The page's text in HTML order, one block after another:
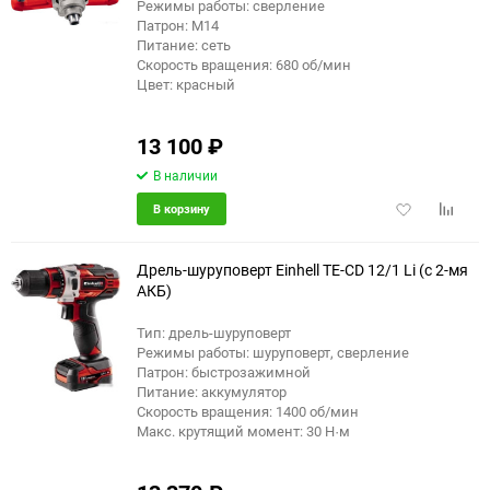
Режимы работы: сверление
Патрон: M14
Питание: сеть
Скорость вращения: 680 об/мин
Цвет: красный
13 100₽
В наличии
Добавить
В корзину
Дрель-шуруповерт Einhell TE-CD 12/1 Li (с 2-мя
АКБ)
Тип: дрель-шуруповерт
Режимы работы: шуруповерт, сверление
Патрон: быстрозажимной
Питание: аккумулятор
Скорость вращения: 1400 об/мин
Макс. крутящий момент: 30 Н·м